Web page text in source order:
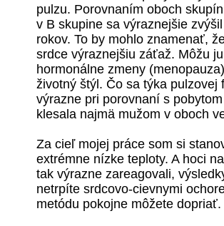
pulzu. Porovnaním oboch
v B skupine sa výraznejšie
rokov. To by mohlo znamenať,
srdce výraznejšiu záťaž. Môžu
hormonálne zmeny
životný štýl. Čo sa týka
výrazne pri porovnaní s
klesala najmä mužom v oboch
Za cieľ mojej práce som si
extrémne nízke teploty. A hoci
tak výrazne zareagovali,
netrpíte srdcovo-cievnymi
metódu pokojne môžete dopriať.